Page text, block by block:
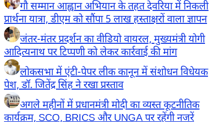
गौ सम्मान आह्वान अभियान के तहत देवरिया में निकली
प्रार्थना यात्रा, डीएम को सौंपा 5 लाख हस्ताक्षरों वाला ज्ञापन
जंतर-मंतर प्रदर्शन का वीडियो वायरल, मुख्यमंत्री योगी
आदित्यनाथ पर टिप्पणी को लेकर कार्रवाई की मांग
लोकसभा में एंटी-पेपर लीक कानून में संशोधन विधेयक
पेश, डॉ. जितेंद्र सिंह ने रखा प्रस्ताव
अगले महीनों में प्रधानमंत्री मोदी का व्यस्त कूटनीतिक
कार्यक्रम, SCO, BRICS और UNGA पर रहेंगी नजरें